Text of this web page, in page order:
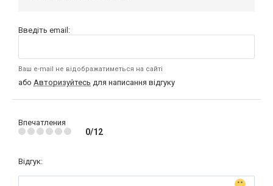
Введіть email:
Ваш e-mail не відображатиметься на сайті
або Авторизуйтесь для написання відгуку
Впечатления
0/12
Відгук: